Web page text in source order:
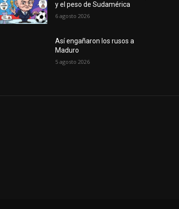
y el peso de Sudamérica
6 agosto 2026
Así engañaron los rusos a
Maduro
5 agosto 2026